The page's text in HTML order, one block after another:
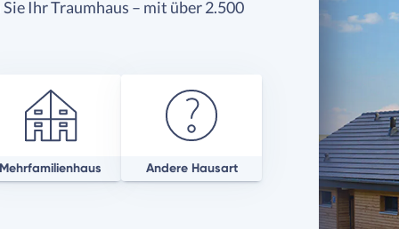
Ihr Traumhaus – mit über 2.500
Mehrfamilienhaus Andere Hausart